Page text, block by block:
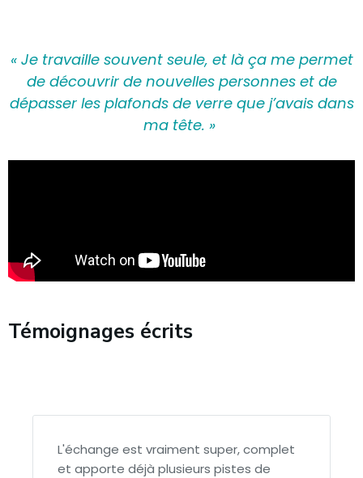
« Je travaille souvent seule, et là ça me permet
de découvrir de nouvelles personnes et de
dépasser les plafonds de verre que j’avais dans
ma tête. »
Témoignages écrits
L'échange est vraiment super, complet
et apporte déjà plusieurs pistes de